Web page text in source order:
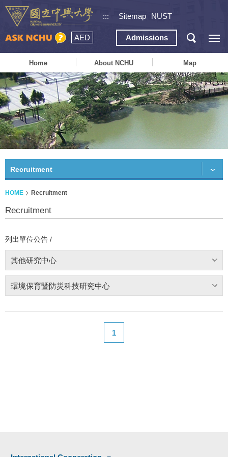
::: Sitemap NUST
AED Admissions
Home About NCHU Map
Recruitment
HOME Recruitment
Recruitment
列出單位公告 /
其他研究中心
環境保育暨防災科技研究中心
1